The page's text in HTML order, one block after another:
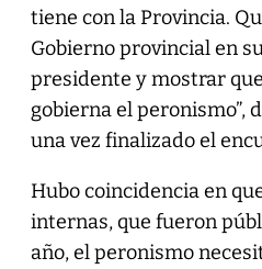
tiene con la Provincia.
Gobierno provincial en
presidente y mostrar
gobierna el peronismo”,
una vez finalizado el
Hubo coincidencia en
internas, que fueron
año, el peronismo